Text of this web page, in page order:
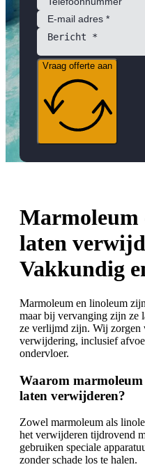
Vraag offerte aan
Marmoleum
laten
Vakkundig
Marmoleum en linoleum
maar bij vervanging zijn ze
ze verlijmd zijn. Wij zorgen
verwijdering, inclusief
ondervloer.
Waarom marmoleum
laten verwijderen?
Zowel marmoleum als
het verwijderen tijdrovend
gebruiken speciale
zonder schade los te halen.